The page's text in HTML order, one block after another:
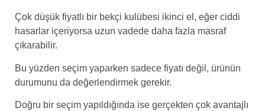
Çok düşük fiyatlı bir bekçi kulübesi ikinci el, eğer ciddi
hasarlar içeriyorsa uzun vadede daha fazla masraf
çıkarabilir.
Bu yüzden seçim yaparken sadece fiyatı değil, ürünün
durumunu da değerlendirmek gerekir.
Doğru bir seçim yapıldığında ise gerçekten çok avantajlı